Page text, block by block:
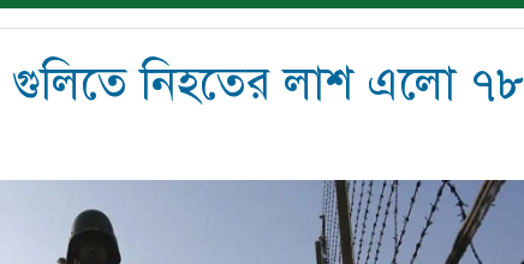
নিহতের লাশ এলো ৭৮